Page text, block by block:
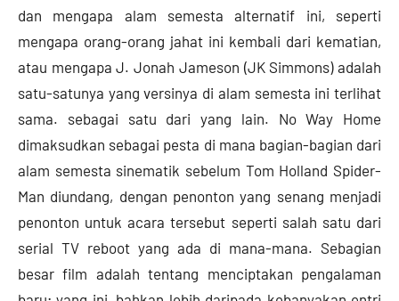
dan mengapa alam semesta alternatif ini, seperti
mengapa orang-orang jahat ini kembali dari kematian,
atau mengapa J. Jonah Jameson (JK Simmons) adalah
satu-satunya yang versinya di alam semesta ini terlihat
sama. sebagai satu dari yang lain. No Way Home
dimaksudkan sebagai pesta di mana bagian-bagian dari
alam semesta sinematik sebelum Tom Holland Spider-
Man diundang, dengan penonton yang senang menjadi
penonton untuk acara tersebut seperti salah satu dari
serial TV reboot yang ada di mana-mana. Sebagian
besar film adalah tentang menciptakan pengalaman